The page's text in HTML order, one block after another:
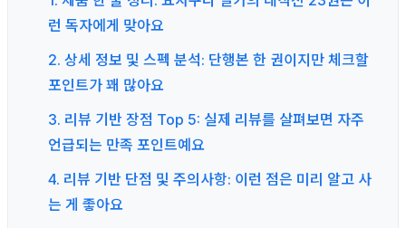
런 독자에게 맞아요
2. 상세 정보 및 스펙 분석: 단행본 한 권이지만 체크할
포인트가 꽤 많아요
3. 리뷰 기반 장점 Top 5: 실제 리뷰를 살펴보면 자주
언급되는 만족 포인트예요
4. 리뷰 기반 단점 및 주의사항: 이런 점은 미리 알고 사
는 게 좋아요